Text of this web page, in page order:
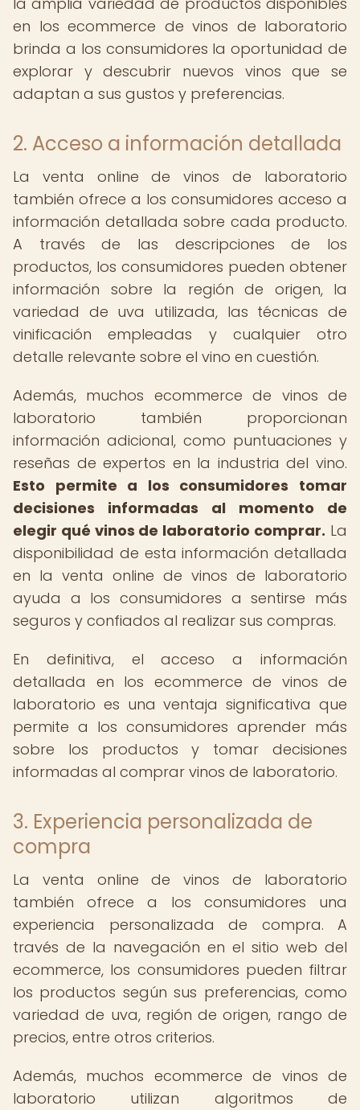
en los ecommerce de vinos de laboratorio
brinda a los consumidores la oportunidad de
explorar y descubrir nuevos vinos que se
adaptan a sus gustos y preferencias.
2. Acceso a información detallada
La venta online de vinos de laboratorio
también ofrece a los consumidores acceso a
información detallada sobre cada producto.
A través de las descripciones de los
productos, los consumidores pueden obtener
información sobre la región de origen, la
variedad de uva utilizada, las técnicas de
vinificación empleadas y cualquier otro
detalle relevante sobre el vino en cuestión.
Además, muchos ecommerce de vinos de
laboratorio también proporcionan
información adicional, como puntuaciones y
reseñas de expertos en la industria del vino.
Esto permite a los consumidores tomar
decisiones informadas al momento de
elegir qué vinos de laboratorio comprar. La
disponibilidad de esta información detallada
en la venta online de vinos de laboratorio
ayuda a los consumidores a sentirse más
seguros y confiados al realizar sus compras.
En definitiva, el acceso a información
detallada en los ecommerce de vinos de
laboratorio es una ventaja significativa que
permite a los consumidores aprender más
sobre los productos y tomar decisiones
informadas al comprar vinos de laboratorio.
3. Experiencia personalizada de
compra
La venta online de vinos de laboratorio
también ofrece a los consumidores una
experiencia personalizada de compra. A
través de la navegación en el sitio web del
ecommerce, los consumidores pueden filtrar
los productos según sus preferencias, como
variedad de uva, región de origen, rango de
precios, entre otros criterios.
Además, muchos ecommerce de vinos de
laboratorio utilizan algoritmos de